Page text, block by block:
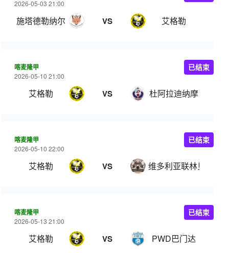
2026-05-03 21:00
施塔德勒纳尔 VS 艾格勒
喀麦隆甲
2026-05-10 21:00
艾格勒 VS 杜阿拉迪纳摩
已结束
喀麦隆甲
2026-05-10 22:00
艾格勒 VS 维多利亚联林贝
已结束
喀麦隆甲
2026-05-13 21:00
艾格勒 VS PWD巴门达
已结束